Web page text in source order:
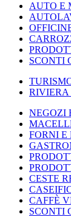
AUTO E
SCONTI
RIVIERA
NEGOZI
FORNI E
CESTE
CAFFÈ
SCONTI